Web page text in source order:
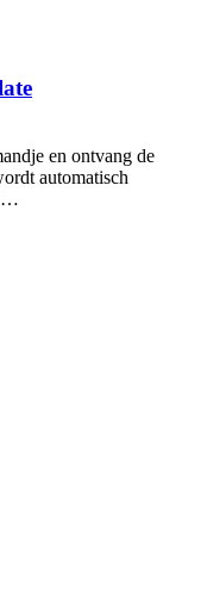
en ontvang de
automatisch